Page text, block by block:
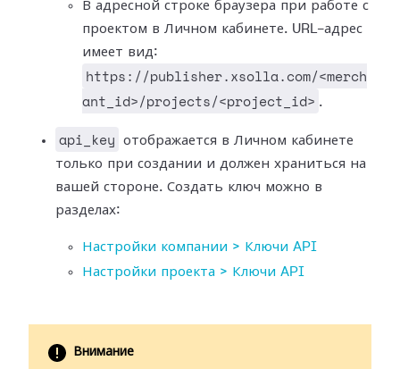
В адресной строке браузера при работе с
проектом в Личном кабинете. URL-адрес
имеет вид:
https://publisher.xsolla.com/<merch
ant_id>/projects/<project_id> .
api_key
отображается в Личном кабинете
только при создании и должен храниться на
вашей стороне. Создать ключ можно в
разделах:
Настройки компании > Ключи API
Настройки проекта > Ключи API
Внимание